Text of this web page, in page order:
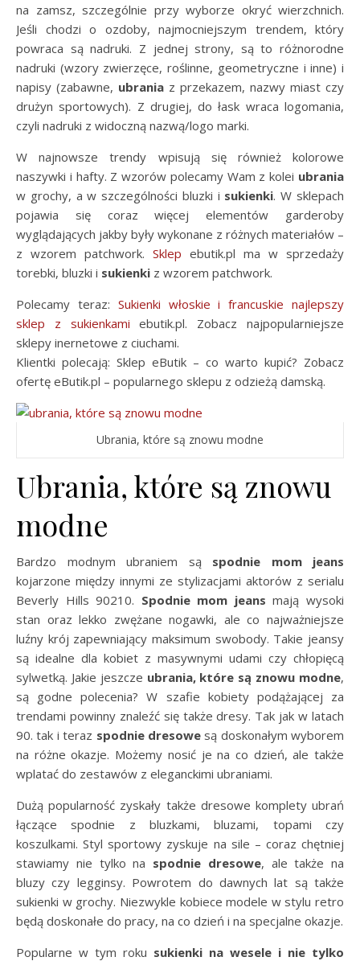
na zamsz, szczególnie przy wyborze okryć wierzchnich.
Jeśli chodzi o ozdoby, najmocniejszym trendem, który
powraca są nadruki. Z jednej strony, są to różnorodne
nadruki (wzory zwierzęce, roślinne, geometryczne i inne) i
napisy (zabawne, ubrania z przekazem, nazwy miast czy
drużyn sportowych). Z drugiej, do łask wraca logomania,
czyli nadruki z widoczną nazwą/logo marki.
W najnowsze trendy wpisują się również kolorowe
naszywki i hafty. Z wzorów polecamy Wam z kolei ubrania
w grochy, a w szczególności bluzki i sukienki. W sklepach
pojawia się coraz więcej elementów garderoby
wyglądających jakby były wykonane z różnych materiałów –
z wzorem patchwork. Sklep ebutik.pl ma w sprzedaży
torebki, bluzki i sukienki z wzorem patchwork.
Polecamy teraz: Sukienki włoskie i francuskie najlepszy
sklep z sukienkami ebutik.pl. Zobacz najpopularniejsze
sklepy inernetowe z ciuchami.
Klientki polecają: Sklep eButik – co warto kupić? Zobacz
ofertę eButik.pl – popularnego sklepu z odzieżą damską.
Ubrania, które są znowu modne
Ubrania, które są znowu
modne
Bardzo modnym ubraniem są spodnie mom jeans
kojarzone między innymi ze stylizacjami aktorów z serialu
Beverly Hills 90210. Spodnie mom jeans mają wysoki
stan oraz lekko zwężane nogawki, ale co najważniejsze
luźny krój zapewniający maksimum swobody. Takie jeansy
są idealne dla kobiet z masywnymi udami czy chłopięcą
sylwetką. Jakie jeszcze ubrania, które są znowu modne,
są godne polecenia? W szafie kobiety podążającej za
trendami powinny znaleźć się także dresy. Tak jak w latach
90. tak i teraz spodnie dresowesą doskonałym wyborem
na różne okazje. Możemy nosić je na co dzień, ale także
wplatać do zestawów z eleganckimi ubraniami.
Dużą popularność zyskały także dresowe komplety ubrań
łączące spodnie z bluzkami, bluzami, topami czy
koszulkami. Styl sportowy zyskuje na sile – coraz chętniej
stawiamy nie tylko na spodnie dresowe, ale także na
bluzy czy legginsy. Powrotem do dawnych lat są także
sukienki w grochy. Niezwykle kobiece modele w stylu retro
będą doskonałe do pracy, na co dzień i na specjalne okazje.
Popularne w tym roku sukienki na wesele i nie tylko